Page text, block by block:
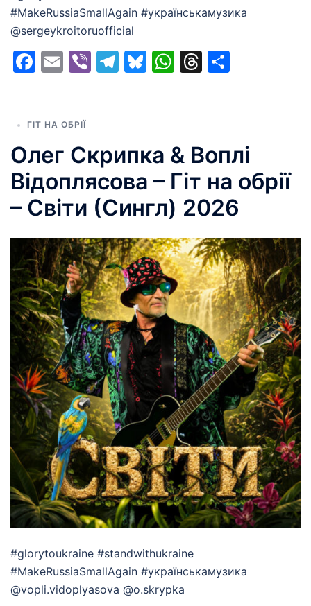
#MakeRussiaSmallAgain #українськамузика
@sergeykroitoruofficial
Facebook
EmailViberTelegram
Bluesky
WhatsApp
Threads
ГІТ НА ОБРІЇ
Олег Скрипка & Воплі
Відоплясова – Гіт на обрії
– Світи (Сингл) 2026
#glorytoukraine #standwithukraine
#MakeRussiaSmallAgain #українськамузика
@vopli.vidoplyasova @o.skrypka